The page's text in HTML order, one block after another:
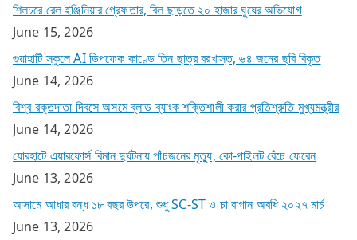
শিলচরে রেল ইঞ্জিনিয়ার গ্রেফতার, বিল ছাড়তে ২০ হাজার ঘুষের অভিযোগ
June 15, 2026
গুয়াহাটি স্কুলে AI ডিপফেক কাণ্ডে তিন ছাত্র বরখাস্ত, ৬৪ জনের ছবি বিকৃত
June 14, 2026
বিশ্ব রক্তদাতা দিবসে অসমে ব্লাড ব্যাংক শক্তিশালী করার প্রতিশ্রুতি মুখ্যমন্ত্রীর
June 14, 2026
যোরহাটে এয়ারফোর্স বিমান দুর্ঘটনায় পাঁচজনের মৃত্যু, কো-পাইলট বেঁচে ফেরেন
June 13, 2026
আসামে আধার বন্ধ ১৮ বছর উপরে, শুধু SC-ST ও চা বাগান অবধি ২০২৭ মার্চ
June 13, 2026